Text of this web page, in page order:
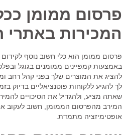
פרסום ממומן
המכירות באתרי
פרסום ממומן הוא כלי חשוב נוסף
באמצעות קמפיינים ממומנים בגוגל
להציג את המוצרים שלך בפני קהל רחב
לך להגיע ללקוחות פוטנציאליים בדיוק
שאתה מציע, ולהגדיל את הסיכויים
המירב מהפרסום הממומן, חשוב לעקוב
אופטימיזציה מתמדת.